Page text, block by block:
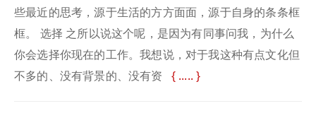
些最近的思考，源于生活的方方面面，源于自身的条条框
框。 选择 之所以说这个呢，是因为有同事问我，为什么
你会选择你现在的工作。我想说，对于我这种有点文化但
不多的、没有背景的、没有资
.....